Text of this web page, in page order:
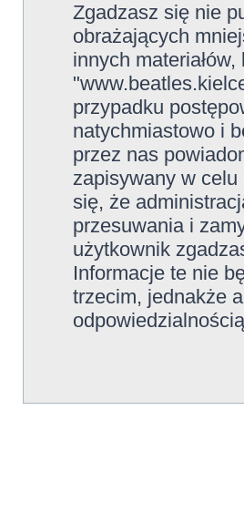
Zgadzasz się nie
obrażających
innych
przypadku
natychmiastowo i
przez nas
zapisywany w celu
się, że
przesuwania i
użytkownik
Informacje te nie
trzecim, jednakże